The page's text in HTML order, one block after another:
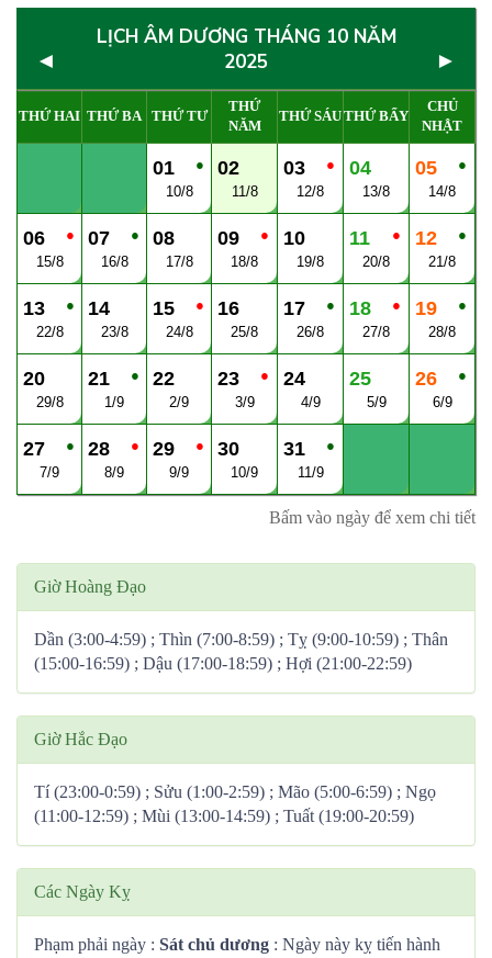
◄
LỊCH ÂM DƯƠNG THÁNG 10 NĂM
2025
►
THỨ HAI THỨ BA THỨ TƯ
THỨ
NĂM
THỨ SÁUTHỨ BẨY
CHỦ
NHẬT
●
01
10/8
02
11/8
●
03
12/8
04
13/8
●
05
14/8
●
06
15/8
●
07
16/8
08
17/8
●
09
18/8
10
19/8
●
11
20/8
●
12
21/8
●
13
22/8
14
23/8
●
15
24/8
16
25/8
●
17
26/8
●
18
27/8
●
19
28/8
20
29/8
●
21
1/9
22
2/9
●
23
3/9
24
4/9
25
5/9
●
26
6/9
●
27
7/9
●
28
8/9
●
29
9/9
30
10/9
●
31
11/9
Bấm vào ngày để xem chi tiết
Giờ Hoàng Đạo
Dần (3:00-4:59) ; Thìn (7:00-8:59) ; Tỵ (9:00-10:59) ; Thân
(15:00-16:59) ; Dậu (17:00-18:59) ; Hợi (21:00-22:59)
Giờ Hắc Đạo
Tí (23:00-0:59) ; Sửu (1:00-2:59) ; Mão (5:00-6:59) ; Ngọ
(11:00-12:59) ; Mùi (13:00-14:59) ; Tuất (19:00-20:59)
Các Ngày Kỵ
Phạm phải ngày : Sát chủ dương : Ngày này kỵ tiến hành